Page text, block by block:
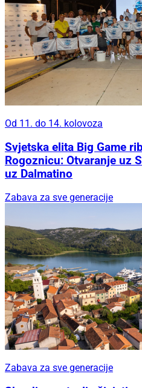
Uz Fenixe i chefa Dina Bebića
Rezervirajte petak za
Maratuša Beach Party
Od 11. do 14. kolovoza
Od 11. do 14. kolovoza
Svjetska elita Big Game
Rogoznicu: Otvaranje uz
uz Dalmatino
Zabava za sve generacije